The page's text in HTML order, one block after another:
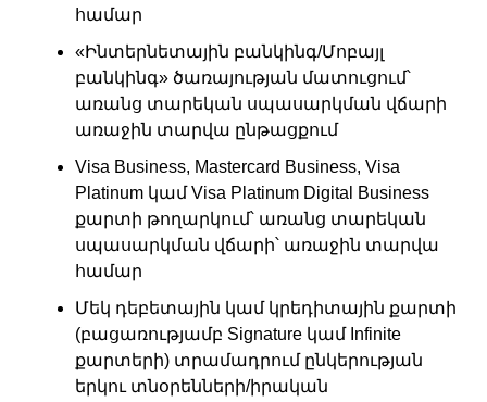
համար
«Ինտերնետային բանկինգ/Մոբայլ
բանկինգ» ծառայության մատուցում՝
առանց տարեկան սպասարկման վճարի
առաջին տարվա ընթացքում
Visa Business, Mastercard Business, Visa
Platinum կամ Visa Platinum Digital Business
քարտի թողարկում՝ առանց տարեկան
սպասարկման վճարի՝ առաջին տարվա
համար
Մեկ դեբետային կամ կրեդիտային քարտի
(բացառությամբ Signature կամ Infinite
քարտերի) տրամադրում ընկերության
երկու տնօրենների/իրական